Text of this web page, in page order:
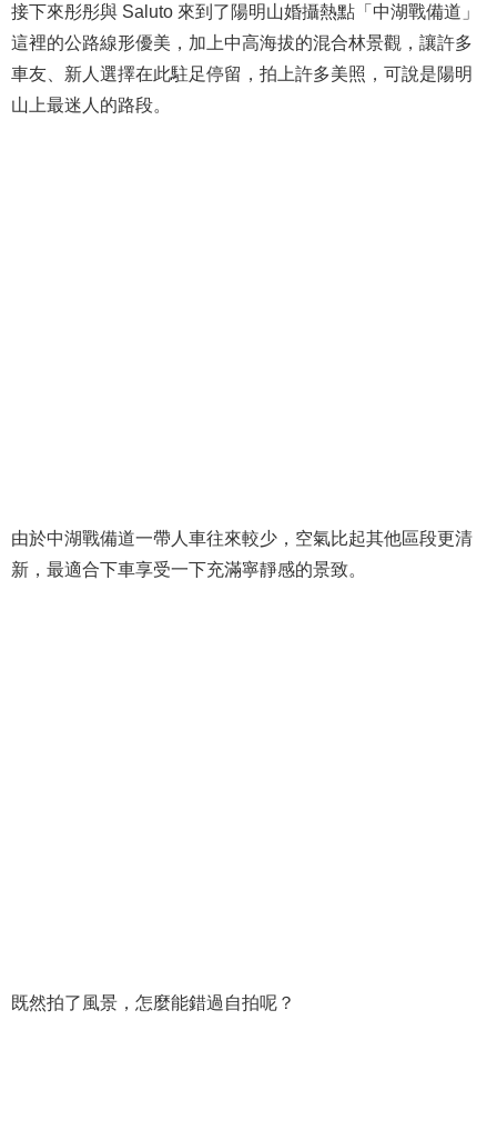
接下來彤彤與 Saluto 來到了陽明山婚攝熱點「中湖戰備道」
這裡的公路線形優美，加上中高海拔的混合林景觀，讓許多
車友、新人選擇在此駐足停留，拍上許多美照，可說是陽明
山上最迷人的路段。
由於中湖戰備道一帶人車往來較少，空氣比起其他區段更清
新，最適合下車享受一下充滿寧靜感的景致。
既然拍了風景，怎麼能錯過自拍呢？